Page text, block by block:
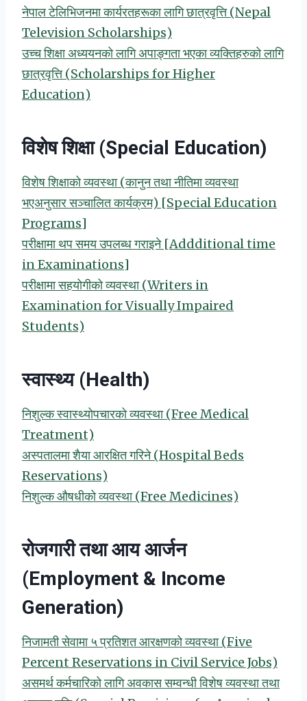
नेपाल टेलिभिजनमा कार्यरतहरूका लागि छात्रवृत्ति (Nepal
Television Scholarships)
उच्च शिक्षा अध्ययनको लागि अपाङ्गता भएका व्यक्तिहरुको लागि
छात्रवृत्ति (Scholarships for Higher
Education)
विशेष शिक्षा (Special Education)
विशेष शिक्षाको व्यवस्था (कानुन तथा नीतिमा व्यवस्था
भएअनुसार सञ्चालित कार्यक्रम) [Special Education
Programs]
परीक्षामा थप समय उपलब्ध गराइने [Addditional time
in Examinations]
परीक्षामा सहयोगीको व्यवस्था (Writers in
Examination for Visually Impaired
Students)
स्वास्थ्य (Health)
निशुल्क स्वास्थ्योपचारको व्यवस्था (Free Medical
Treatment)
अस्पतालमा शैया आरक्षित गरिने (Hospital Beds
Reservations)
निशुल्क औषधीको व्यवस्था (Free Medicines)
रोजगारी तथा आय आर्जन
(Employment & Income
Generation)
निजामती सेवामा ५ प्रतिशत आरक्षणको व्यवस्था (Five
Percent Reservations in Civil Service Jobs)
असमर्थ कर्मचारिको लागि अवकास सम्वन्धी विशेष व्यवस्था तथा